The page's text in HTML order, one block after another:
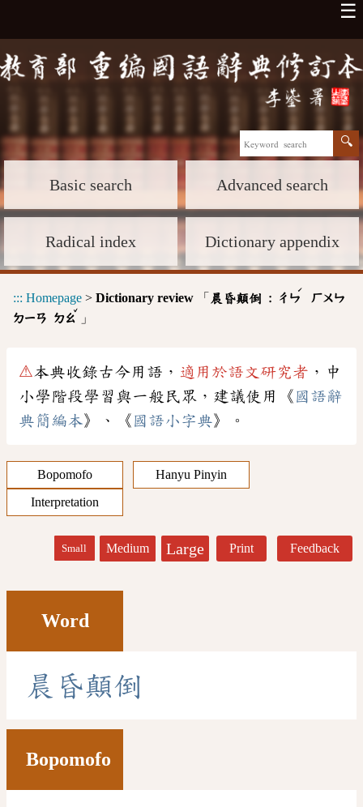
☰
Basic search Advanced search
Radical index Dictionary appendix
::: Homepage > Dictionary review 「 晨昏顛倒 : ㄔㄣ
ˊ
ㄏㄨㄣ
ㄉㄧㄢ
ㄉㄠ
ˇ
」
⚠本典收錄古今用語， 適用於語文研究者 ，中
小學階段學習與一般民眾，建議使用《 國語辭
典簡編本》、《 國語小字典》。
Bopomofo
Hanyu Pinyin
Interpretation
Small Medium Large Print Feedback
Word
晨 昏顛倒
Bopomofo